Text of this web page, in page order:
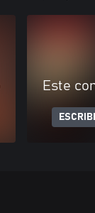
Este